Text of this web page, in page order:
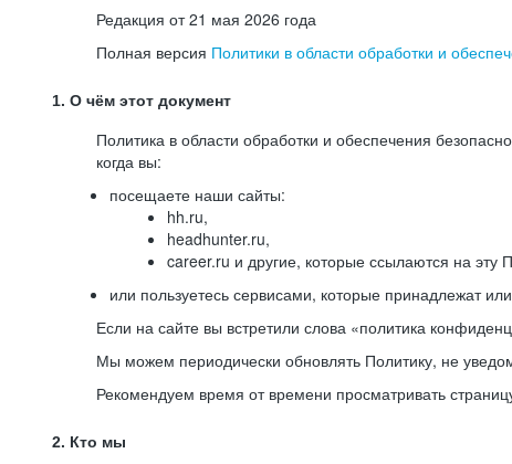
Редакция от 21 мая 2026 года
Полная версия Политики в области обработки и
1. О чём этот документ
Политика в области обработки и обеспечения
когда вы:
посещаете наши сайты:
hh.ru,
headhunter.ru,
career.ru и другие, которые ссылаются на эту
или пользуетесь сервисами, которые принадлежат
Если на сайте вы встретили слова «политика
Мы можем периодически обновлять Политику, не
Рекомендуем время от времени просматривать
2. Кто мы